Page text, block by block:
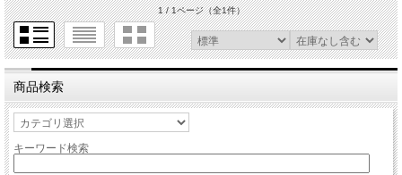
1 / 1ページ（全1件）
商品検索
キーワード検索